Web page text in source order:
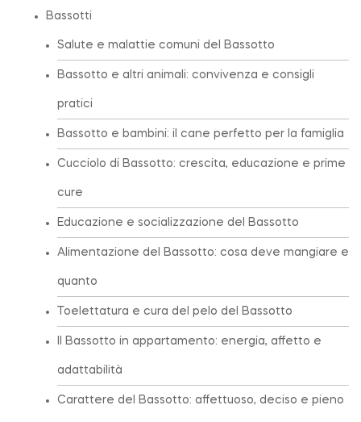
Bassotti
Salute e malattie comuni del Bassotto
Bassotto e altri animali: convivenza e consigli
pratici
Bassotto e bambini: il cane perfetto per la famiglia
Cucciolo di Bassotto: crescita, educazione e prime
cure
Educazione e socializzazione del Bassotto
Alimentazione del Bassotto: cosa deve mangiare e
quanto
Toelettatura e cura del pelo del Bassotto
Il Bassotto in appartamento: energia, affetto e
adattabilità
Carattere del Bassotto: affettuoso, deciso e pieno